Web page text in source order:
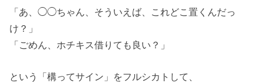
「あ、◯◯ちゃん、そういえば、これどこ置くんだっ
け？」
「ごめん、ホチキス借りても良い？」
という「構ってサイン」をフルシカトして、